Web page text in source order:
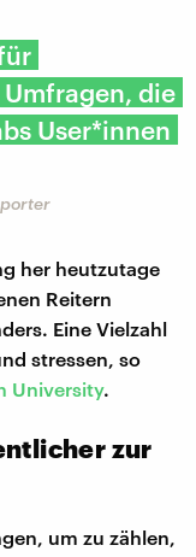
die
User*innen
her heutzutage
Reitern
Eine Vielzahl
stressen, so
University.
zur
um zu zählen,